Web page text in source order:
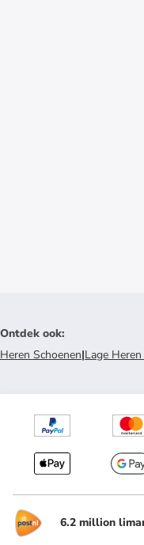
Ontdek ook:
Heren Schoenen|Lage
6.2 million